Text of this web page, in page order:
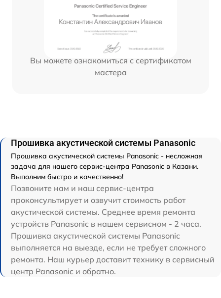
Вы можете ознакомиться с сертификатом
мастера
Прошивка акустической системы Panasonic
Прошивка акустической системы Panasonic - несложная
задача для нашего сервис-центра Panasonic в Казани.
Выполним быстро и качественно!
Позвоните нам и наш сервис-центра
проконсультирует и озвучит стоимость работ
акустической системы. Среднее время ремонта
устройств Panasonic в нашем сервисном - 2 часа.
Прошивка акустической системы Panasonic
выполняется на выезде, если не требует сложного
ремонта. Наш курьер доставит технику в сервисный
центр Panasonic и обратно.